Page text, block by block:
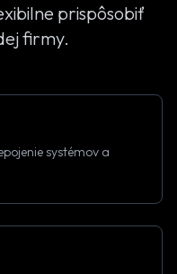
prispôsobiť
firmy.
systémov a